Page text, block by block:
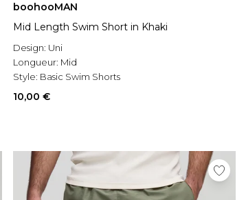
boohooMAN
Mid Length Swim Short in Khaki
Design: Uni
Longueur: Mid
Style: Basic Swim Shorts
10,00 €